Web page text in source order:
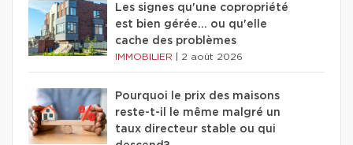
Les signes qu'une copropriété
est bien gérée… ou qu'elle
cache des problèmes
IMMOBILIER 2 août 2026
Pourquoi le prix des maisons
reste-t-il le même malgré un
taux directeur stable ou qui